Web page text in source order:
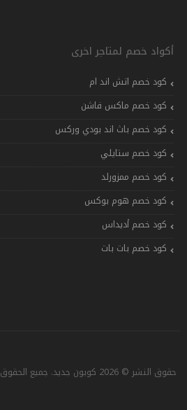
أكواد خصم لمتاجر اخرى
كود خصم اتش اند ام
كود خصم ماكس فاشن
كود خصم باث اند بودي وركس
كود خصم ستايلي
كود خصم ممزورلد
كود خصم هوم بوكس
كود خصم أديداس
كود خصم بات بات
حقوق النشر © 2026 كوبون جديد. جميع الحقوق محفوظة. تصميم